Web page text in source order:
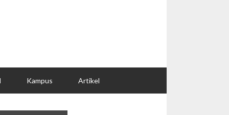
Kampus Artikel